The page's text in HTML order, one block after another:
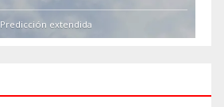
Predicción extendida